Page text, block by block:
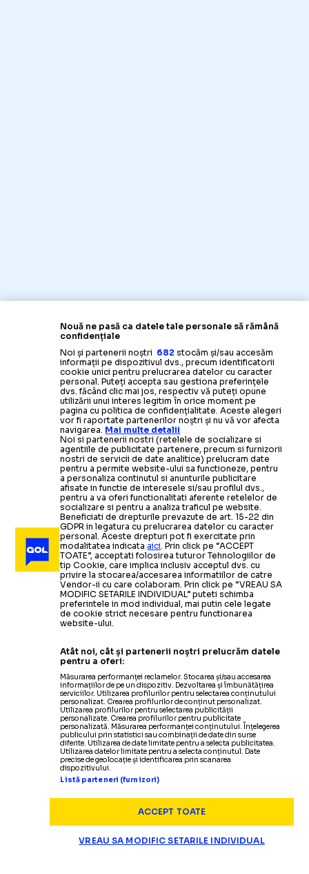
Nouă ne pasă ca datele tale personale să rămână
confidențiale
Noi și partenerii noștri 682 stocăm și/sau accesăm
informații pe dispozitivul dvs., precum identificatorii
cookie unici pentru prelucrarea datelor cu caracter
personal. Puteți accepta sau gestiona preferințele
dvs. făcând clic mai jos, respectiv vă puteți opune
utilizării unui interes legitim în orice moment pe
pagina cu politica de confidențialitate. Aceste alegeri
vor fi raportate partenerilor noștri și nu vă vor afecta
navigarea. Mai multe detalii
Noi si partenerii nostri (retelele de socializare si
agentiile de publicitate partenere, precum si furnizorii
nostri de servicii de date analitice) prelucram date
pentru a permite website-ului sa functioneze, pentru
a personaliza continutul si anunturile publicitare
afisate in functie de interesele si/sau profilul dvs.,
pentru a va oferi functionalitati aferente retelelor de
socializare si pentru a analiza traficul pe website.
Beneficiati de drepturile prevazute de art. 15-22 din
GDPR in legatura cu prelucrarea datelor cu caracter
personal. Aceste drepturi pot fi exercitate prin
modalitatea indicataaici. Prin click pe “ACCEPT
TOATE”, acceptati folosirea tuturor Tehnologiilor de
tip Cookie, care implica inclusiv acceptul dvs. cu
privire la stocarea/accesarea informatiilor de catre
Vendor-ii cu care colaboram. Prin click pe “VREAU SA
MODIFIC SETARILE INDIVIDUAL” puteti schimba
preferintele in mod individual, mai putin cele legate
de cookie strict necesare pentru functionarea
website-ului.
Atât noi, cât și partenerii noștri prelucrăm datele
pentru a oferi:
Măsurarea performanței reclamelor. Stocarea și/sau accesarea
informațiilor de pe un dispozitiv. Dezvoltarea și îmbunătățirea
serviciilor. Utilizarea profilurilor pentru selectarea conținutului
personalizat. Crearea profilurilor de conținut personalizat.
Utilizarea profilurilor pentru selectarea publicității
personalizate. Crearea profilurilor pentru publicitate
personalizată. Măsurarea performanței conținutului. Înțelegerea
publicului prin statistici sau combinații de date din surse
diferite. Utilizarea de date limitate pentru a selecta publicitatea.
Utilizarea datelor limitate pentru a selecta conținutul. Date
precise de geolocație și identificarea prin scanarea
dispozitivului.
Listă parteneri (furnizori)
ACCEPT TOATE
VREAU SA MODIFIC SETARILE INDIVIDUAL